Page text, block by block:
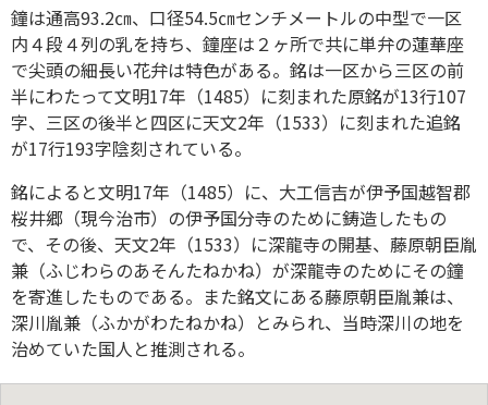
鐘は通高93.2㎝、口径54.5㎝センチメートルの中型で一区
内４段４列の乳を持ち、鐘座は２ヶ所で共に単弁の蓮華座
で尖頭の細長い花弁は特色がある。銘は一区から三区の前
半にわたって文明17年（1485）に刻まれた原銘が13行107
字、三区の後半と四区に天文2年（1533）に刻まれた追銘
が17行193字陰刻されている。
銘によると文明17年（1485）に、大工信吉が伊予国越智郡
桜井郷（現今治市）の伊予国分寺のために鋳造したもの
で、その後、天文2年（1533）に深龍寺の開基、藤原朝臣胤
兼（ふじわらのあそんたねかね）が深龍寺のためにその鐘
を寄進したものである。また銘文にある藤原朝臣胤兼は、
深川胤兼（ふかがわたねかね）とみられ、当時深川の地を
治めていた国人と推測される。